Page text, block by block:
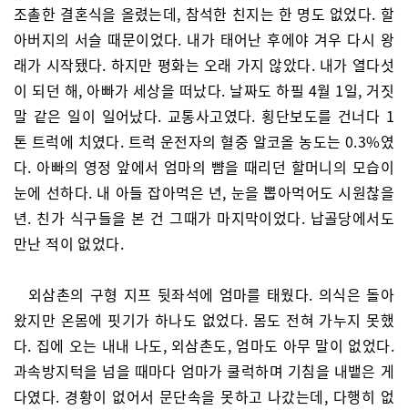
조촐한 결혼식을 올렸는데, 참석한 친지는 한 명도 없었다. 할
아버지의 서슬 때문이었다. 내가 태어난 후에야 겨우 다시 왕
래가 시작됐다. 하지만 평화는 오래 가지 않았다. 내가 열다섯
이 되던 해, 아빠가 세상을 떠났다. 날짜도 하필 4월 1일, 거짓
말 같은 일이 일어났다. 교통사고였다. 횡단보도를 건너다 1
톤 트럭에 치였다. 트럭 운전자의 혈중 알코올 농도는 0.3%였
다. 아빠의 영정 앞에서 엄마의 뺨을 때리던 할머니의 모습이
눈에 선하다. 내 아들 잡아먹은 년, 눈을 뽑아먹어도 시원찮을
년. 친가 식구들을 본 건 그때가 마지막이었다. 납골당에서도
만난 적이 없었다.
외삼촌의 구형 지프 뒷좌석에 엄마를 태웠다. 의식은 돌아
왔지만 온몸에 핏기가 하나도 없었다. 몸도 전혀 가누지 못했
다. 집에 오는 내내 나도, 외삼촌도, 엄마도 아무 말이 없었다.
과속방지턱을 넘을 때마다 엄마가 쿨럭하며 기침을 내뱉은 게
다였다. 경황이 없어서 문단속을 못하고 나갔는데, 다행히 없